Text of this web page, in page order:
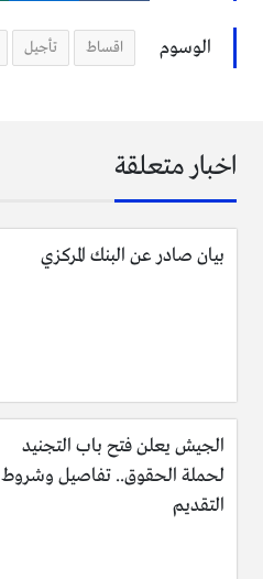
الوسوم اقساط تأجيل
اخبار متعلقة
بيان صادر عن البنك المركزي
الجيش يعلن فتح باب التجنيد
لحملة الحقوق.. تفاصيل وشروط
التقديم